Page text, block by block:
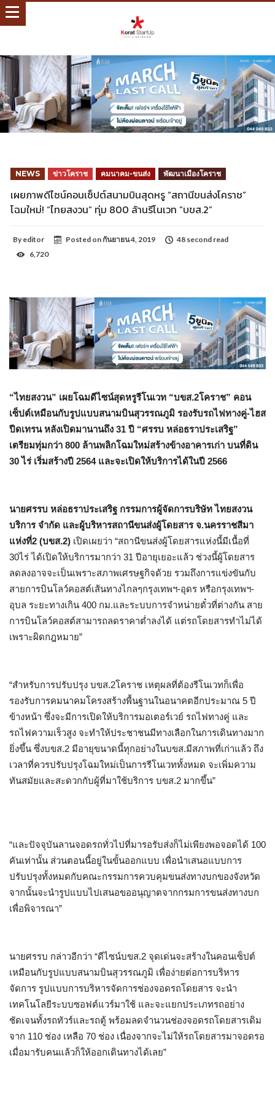
NEWS ข่าวโคราช คมนาคม-ขนส่ง พัฒนาเมืองโคราช
เผยภาพดีไซน์คอนเซ็ปต์สนามบินสุดหรู “สถานีขนส่งโคราช”
โฉมใหม่! “ไทยสงวน” ทุ่ม 800 ล้านรีโนเวท “บขส.2”
By editor Posted on กันยายน 4, 2019
48 second read
6,720
“ไทยสงวน” เผยโฉมดีไซน์สุดหรูรีโนเวท “บขส.2โคราช” คอน
เซ็ปต์เหมือนกับรูปแบบสนามบินสุวรรณภูมิ รองรับรถไฟทางคู่-ไฮส
ปีดเทรน หลังเปิดมานานถึง 31 ปี “ศรรบ หล่อธราประเสริฐ”
เตรียมทุ่มกว่า 800 ล้านพลิกโฉมใหม่สร้างข้างอาคารเก่า บนที่ดิน
30 ไร่ เริ่มสร้างปี 2564 และจะเปิดให้บริการได้ในปี 2566
นายศรรบ หล่อธราประเสริฐ กรรมการผู้จัดการบริษัท ไทยสงวน
บริการ จำกัด และผู้บริหารสถานีขนส่งผู้โดยสาร จ.นครราชสีมา
แห่งที่2 (บขส.2) เปิดเผยว่า “สถานีขนส่งผู้โดยสารแห่งนี้มีเนื้อที่
30ไร่ ได้เปิดให้บริการมากว่า 31 ปีอายุเยอะแล้ว ช่วงนี้ผู้โดยสาร
ลดลงอาจจะเป็นเพราะสภาพเศรษฐกิจด้วย รวมถึงการแข่งขันกับ
สายการบินโลว์คอสต์เส้นทางไกลๆกรุงเทพฯ-อุดร หรือกรุงเทพฯ-
อุบล ระยะทางเกิน 400 กม.และระบบการจำหน่ายตั๋วที่ต่างกัน สาย
การบินโลว์คอสต์สามารถลดราคาต่ำลงได้ แต่รถโดยสารทำไม่ได้
เพราะผิดกฎหมาย”
“สำหรับการปรับปรุง บขส.2โคราช เหตุผลที่ต้องรีโนเวทก็เพื่อ
รองรับการคมนาคมโครงสร้างพื้นฐานในอนาคตอีกประมาณ 5 ปี
ข้างหน้า ซึ่งจะมีการเปิดให้บริการมอเตอร์เวย์ รถไฟทางคู่ และ
รถไฟความเร็วสูง จะทำให้ประชาชนมีทางเลือกในการเดินทางมาก
ยิ่งขึ้น ซึ่งบขส.2 มีอายุขนาดนี้ทุกอย่างในบขส.มีสภาพที่เก่าแล้ว ถึง
เวลาที่ควรปรับปรุงโฉมใหม่เป็นการรีโนเวททั้งหมด จะเพิ่มความ
ทันสมัยและสะดวกกับผู้ที่มาใช้บริการ บขส.2 มากขึ้น”
“และปัจจุบันลานจอดรถทั่วไปที่มารอรับส่งก็ไม่เพียงพอจอดได้ 100
คันเท่านั้น ส่วนตอนนี้อยู่ในขั้นออกแบบ เพื่อนำเสนอแบบการ
ปรับปรุงทั้งหมดกับคณะกรรมการควบคุมขนส่งทางบกของจังหวัด
จากนั้นจะนำรูปแบบไปเสนอขออนุญาตจากกรมการขนส่งทางบก
เพื่อพิจารณา”
นายศรรบ กล่าวอีกว่า “ดีไซน์บขส.2 จุดเด่นจะสร้างในคอนเซ็ปต์
เหมือนกับรูปแบบสนามบินสุวรรณภูมิ เพื่อง่ายต่อการบริหาร
จัดการ รูปแบบการบริหารจัดการช่องจอดรถโดยสาร จะนำ
เทคโนโลยีระบบซอฟต์แวร์มาใช้ และจะแยกประเภทรถอย่าง
ชัดเจนทั้งรถทัวร์และรถตู้ พร้อมลดจำนวนช่องจอดรถโดยสารเดิม
จาก 110 ช่อง เหลือ 70 ช่อง เนื่องจากจะไม่ให้รถโดยสารมาจอดรอ
เมื่อมารับคนแล้วก็ให้ออกเดินทางได้เลย”